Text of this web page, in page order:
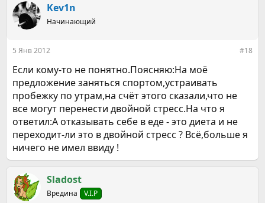
к
ц
и
Kev1n
Начинающий
5 Янв 2012 #18
Если кому-то не понятно.Поясняю:На моё
предложение заняться спортом,устраивать
пробежку по утрам,на счёт этого сказали,что не
все могут перенести двойной стресс.На что я
ответил:А отказывать себе в еде - это диета и не
переходит-ли это в двойной стресс ? Всё,больше я
ничего не имел ввиду !
Sladost
Вредина V.I.P